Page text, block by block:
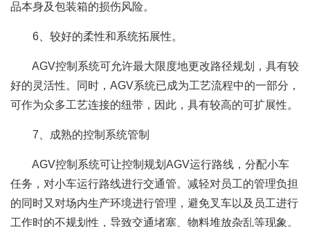
品本身及包装箱的损伤风险。
6、较好的柔性和系统拓展性。
AGV控制系统可允许最大限度地更改路径规划，具有较
好的灵活性。同时，AGV系统已成为工艺流程中的一部分，
可作为众多工艺连接的纽带，因此，具有较高的可扩展性。
7、成熟的控制系统管制
AGV控制系统可让控制规划AGV运行路线，分配小车
任务，对小车运行路线进行交通管。减轻对员工的管理负担
的同时又对场内生产环境进行管理，避免叉车以及员工进行
工作时的不规划性，导致交通堵塞、物料堆放杂乱等现象。